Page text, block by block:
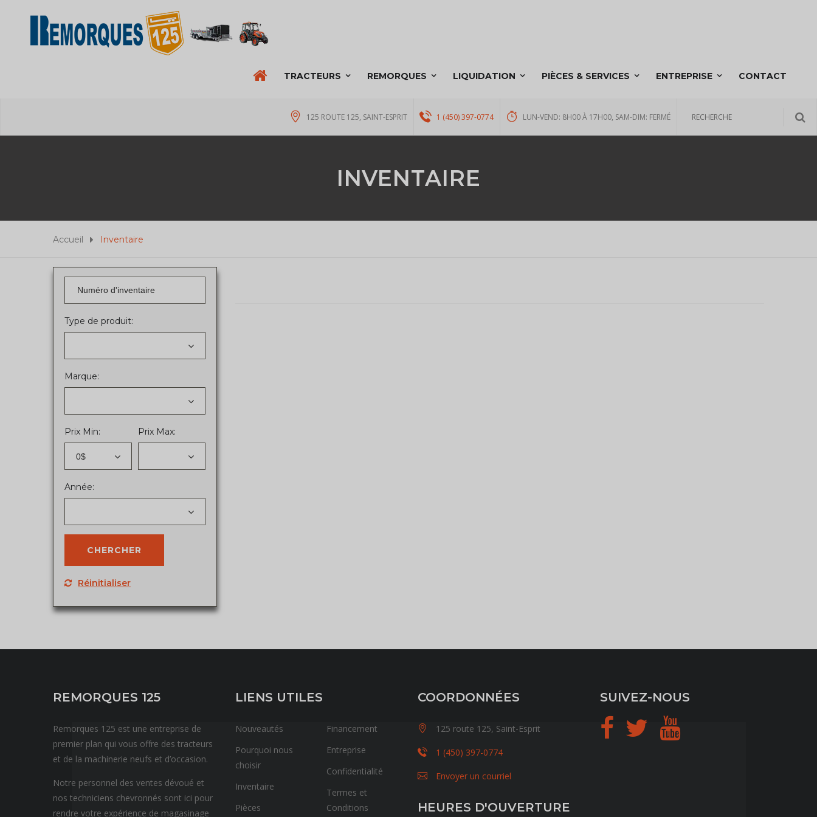
TRACTEURS REMORQUES LIQUIDATION PIÈCES & SERVICES ENTREPRISE CONTACT
125 ROUTE 125, SAINT-ESPRIT 1 (450) 397-0774 LUN-VEND: 8H00 À 17H00, SAM-DIM: FERMÉ
INVENTAIRE
Accueil Inventaire
Type de produit:
Marque:
Prix Min:
0$
Prix Max:
Année:
Réinitialiser
REMORQUES 125
Remorques 125 est une entreprise de
premier plan qui vous offre des tracteurs
et de la machinerie neufs et d’occasion.
Notre personnel des ventes dévoué et
nos techniciens chevronnés sont ici pour
rendre votre expérience de magasinage
LIENS UTILES
Nouveautés
Pourquoi nous
choisir
Inventaire
Pièces
Financement
Entreprise
Confidentialité
Termes et
Conditions
COORDONNÉES
125 route 125, Saint-Esprit
1 (450) 397-0774
Envoyer un courriel
HEURES D'OUVERTURE
SUIVEZ-NOUS